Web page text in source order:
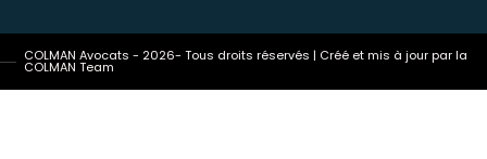
COLMAN Avocats - 2026- Tous droits réservés | Créé et mis à jour par la
COLMAN Team